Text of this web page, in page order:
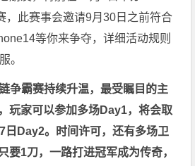
，此赛事会邀请9月30日之前符合
等你来争夺，详细活动规则
。
争霸赛持续升温，最受瞩目的主
玩家可以参加多场Day1，将会取
日Day2。时间许可，还有多场卫
要1刀，一路打进冠军成为传奇，